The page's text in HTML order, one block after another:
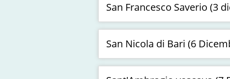
San Francesco Saverio (3
San Nicola di Bari (6